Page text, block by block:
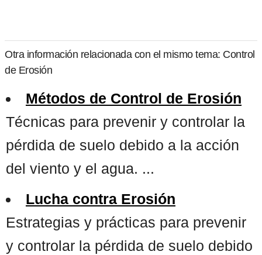
Otra información relacionada con el mismo tema: Control
de Erosión
Métodos de Control de Erosión
Técnicas para prevenir y controlar la
pérdida de suelo debido a la acción
del viento y el agua. ...
Lucha contra Erosión
Estrategias y prácticas para prevenir
y controlar la pérdida de suelo debido